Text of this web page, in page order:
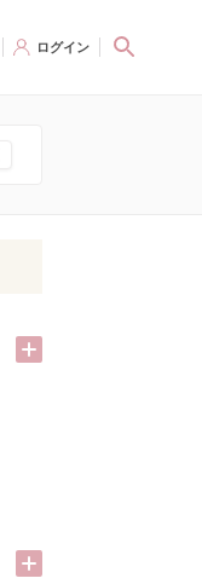
ログイン